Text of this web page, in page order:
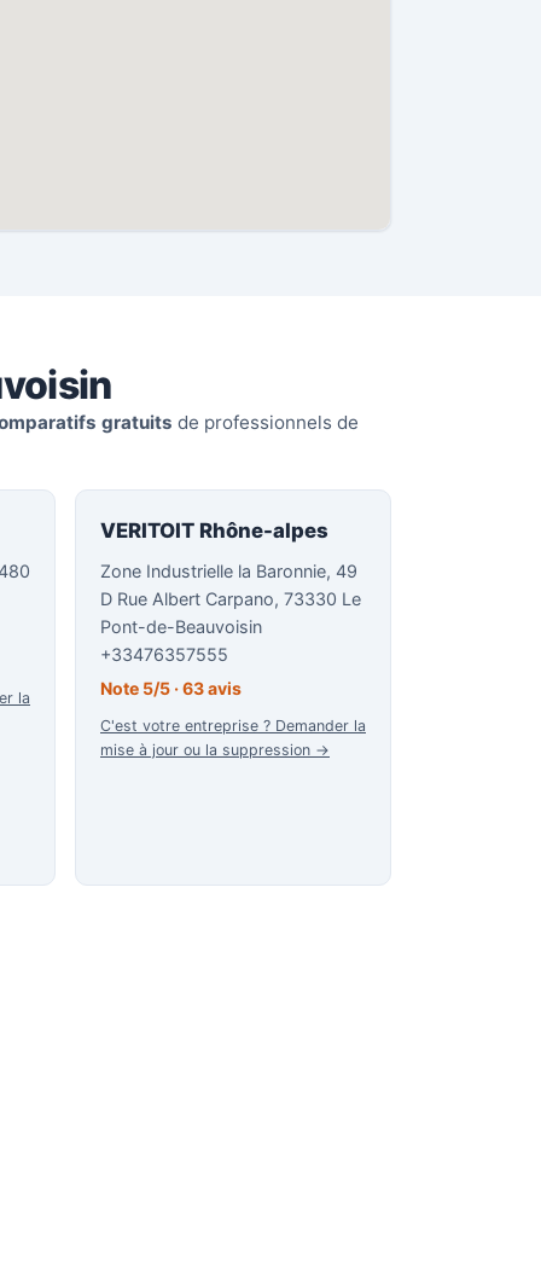
gratuits de professionnels de
la
VERITOIT Rhône-alpes
Zone Industrielle la Baronnie, 49
D Rue Albert Carpano, 73330 Le
Pont-de-Beauvoisin
+33476357555
Note 5/5 · 63 avis
C'est votre entreprise ? Demander la
mise à jour ou la suppression →